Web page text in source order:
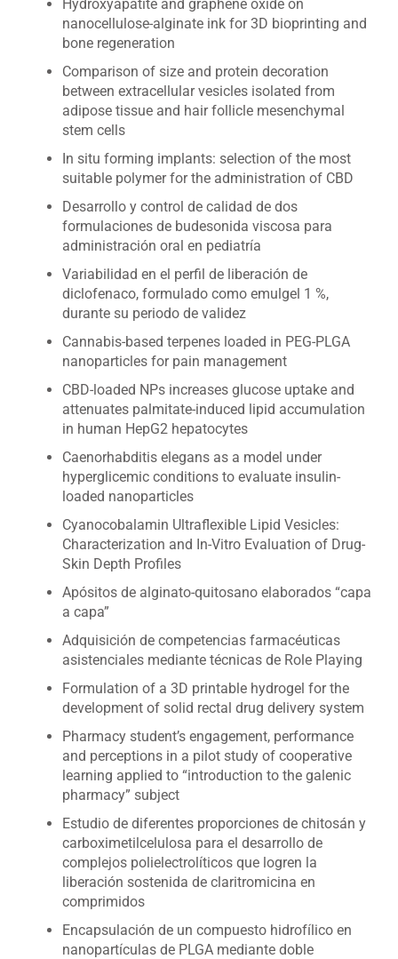
Hydroxyapatite and graphene oxide on
nanocellulose-alginate ink for 3D bioprinting and
bone regeneration
Comparison of size and protein decoration
between extracellular vesicles isolated from
adipose tissue and hair follicle mesenchymal
stem cells
In situ forming implants: selection of the most
suitable polymer for the administration of CBD
Desarrollo y control de calidad de dos
formulaciones de budesonida viscosa para
administración oral en pediatría
Variabilidad en el perfil de liberación de
diclofenaco, formulado como emulgel 1 %,
durante su periodo de validez
Cannabis-based terpenes loaded in PEG-PLGA
nanoparticles for pain management
CBD-loaded NPs increases glucose uptake and
attenuates palmitate-induced lipid accumulation
in human HepG2 hepatocytes
Caenorhabditis elegans as a model under
hyperglicemic conditions to evaluate insulin-
loaded nanoparticles
Cyanocobalamin Ultraflexible Lipid Vesicles:
Characterization and In-Vitro Evaluation of Drug-
Skin Depth Profiles
Apósitos de alginato-quitosano elaborados “capa
a capa”
Adquisición de competencias farmacéuticas
asistenciales mediante técnicas de Role Playing
Formulation of a 3D printable hydrogel for the
development of solid rectal drug delivery system
Pharmacy student’s engagement, performance
and perceptions in a pilot study of cooperative
learning applied to “introduction to the galenic
pharmacy” subject
Estudio de diferentes proporciones de chitosán y
carboximetilcelulosa para el desarrollo de
complejos polielectrolíticos que logren la
liberación sostenida de claritromicina en
comprimidos
Encapsulación de un compuesto hidrofílico en
nanopartículas de PLGA mediante doble